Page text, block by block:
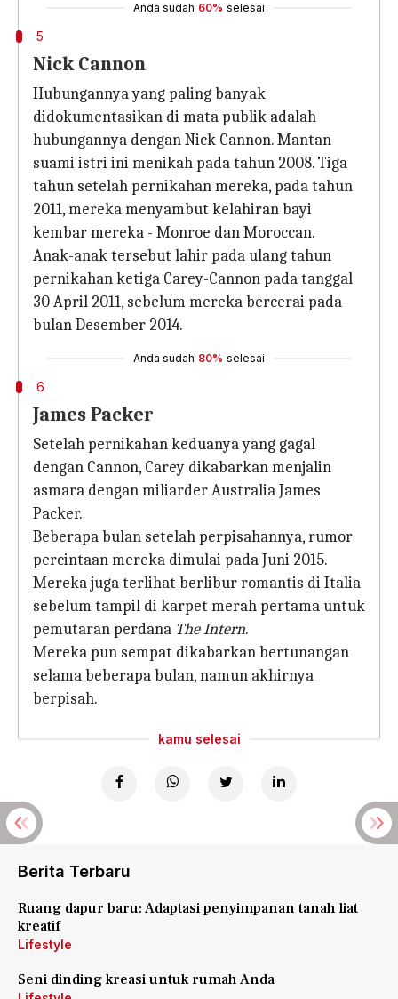
Anda sudah 60% selesai
5
Nick Cannon
Hubungannya yang paling banyak
didokumentasikan di mata publik adalah
hubungannya dengan Nick Cannon. Mantan
suami istri ini menikah pada tahun 2008. Tiga
tahun setelah pernikahan mereka, pada tahun
2011, mereka menyambut kelahiran bayi
kembar mereka - Monroe dan Moroccan.
Anak-anak tersebut lahir pada ulang tahun
pernikahan ketiga Carey-Cannon pada tanggal
30 April 2011, sebelum mereka bercerai pada
bulan Desember 2014.
Anda sudah 80% selesai
6
James Packer
Setelah pernikahan keduanya yang gagal
dengan Cannon, Carey dikabarkan menjalin
asmara dengan miliarder Australia James
Packer.
Beberapa bulan setelah perpisahannya, rumor
percintaan mereka dimulai pada Juni 2015.
Mereka juga terlihat berlibur romantis di Italia
sebelum tampil di karpet merah pertama untuk
pemutaran perdana The Intern.
Mereka pun sempat dikabarkan bertunangan
selama beberapa bulan, namun akhirnya
berpisah.
kamu selesai
Berita Terbaru
Ruang dapur baru: Adaptasi penyimpanan tanah liat
kreatif
Lifestyle
Seni dinding kreasi untuk rumah Anda